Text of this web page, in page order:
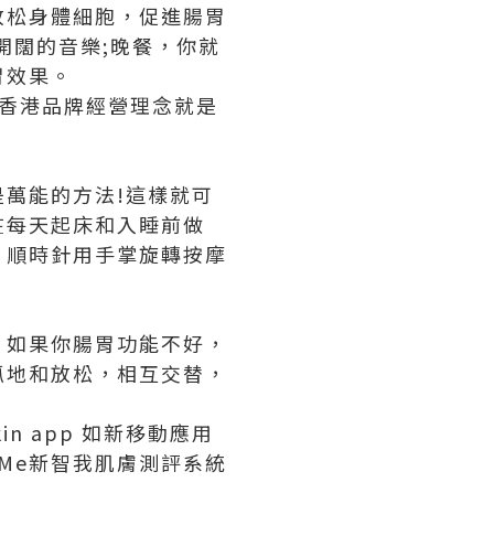
身體細胞，促進腸胃
闊的音樂;晚餐，你就
果。
港品牌經營理念就是
能的方法!這樣就可
天起床和入睡前做
時針用手掌旋轉按摩
果你腸胃功能不好，
和放松，相互交替，
app 如新移動應用
新智我肌膚測評系統